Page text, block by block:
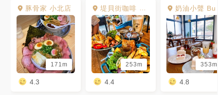
豚骨家 小北店
171m
4.3
堤貝街咖啡 Tibet St. Cafe & Color BoBo 台南館
253m
4.4
奶油小聲 Butter in whisper
353m
4.8